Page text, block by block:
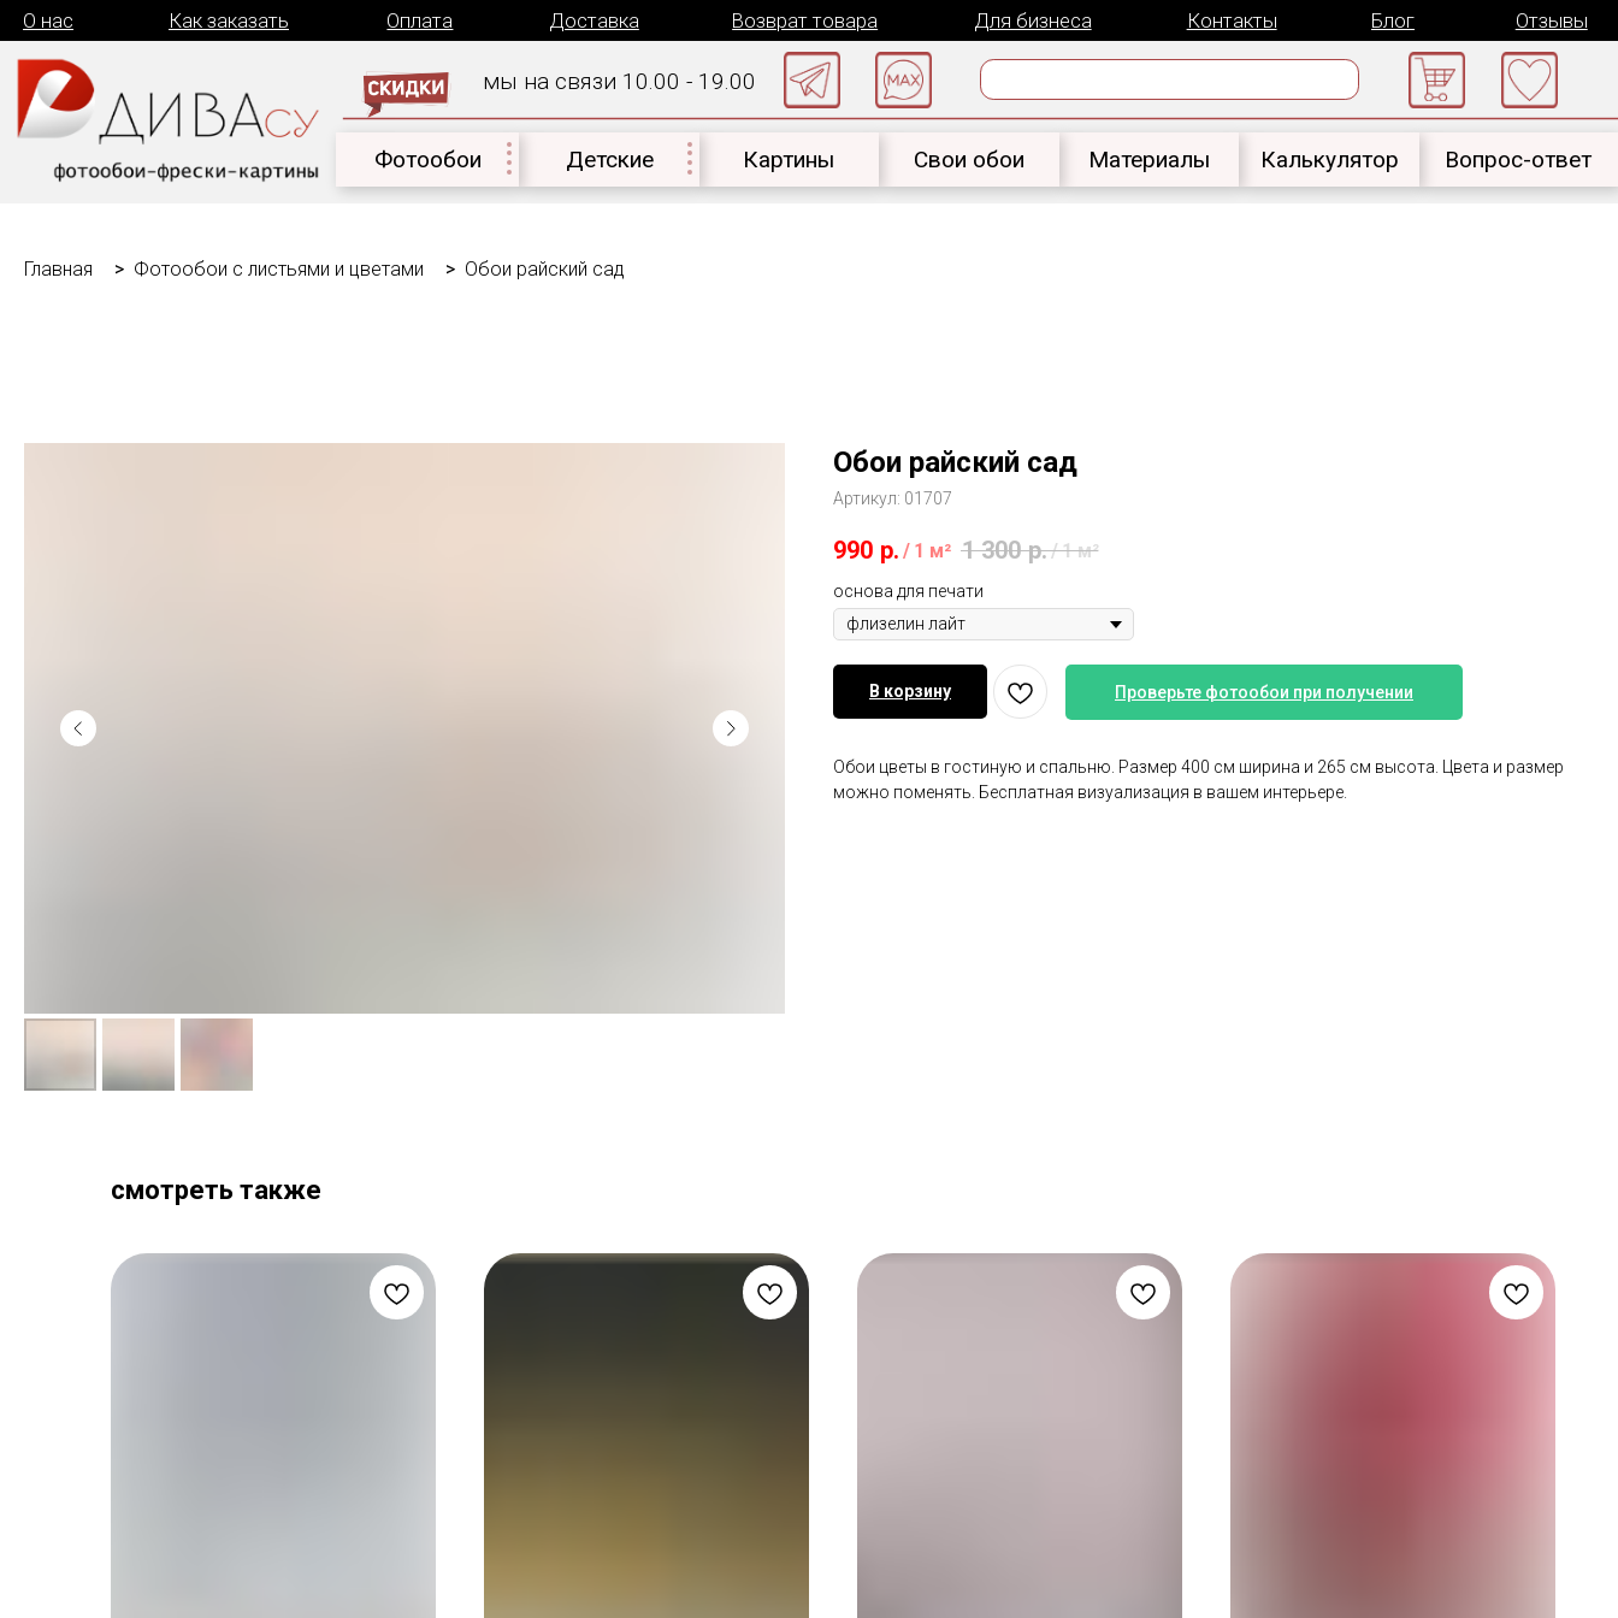
мы на связи 10.00 - 19.00
Картины
Детские
Возврат товара Блог
Как заказать Отзывы
Для бизнеса Контакты
О нас Доставка
Оплата
Главная Фотообои с листьями и цветами Обои райский сад
Обои райский сад
Артикул: 01707
990 р. / 1 м² 1 300 р./1 м²
основа для печати
Проверьте фотообои при получении
В корзину
Обои цветы в гостиную и спальню. Размер 400 см ширина и 265 см высота. Цвета и размер
можно поменять. Бесплатная визуализация в вашем интерьере.
смотреть также